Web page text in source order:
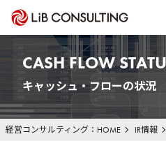
CASH FLOW
キャッシュ・フローの状況
経営コンサルティング：HOME IR情報